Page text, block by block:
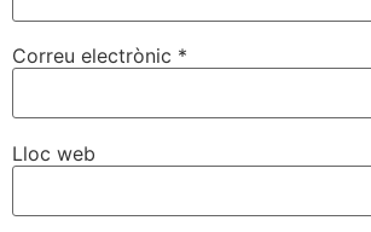
Correu electrònic *
Lloc web